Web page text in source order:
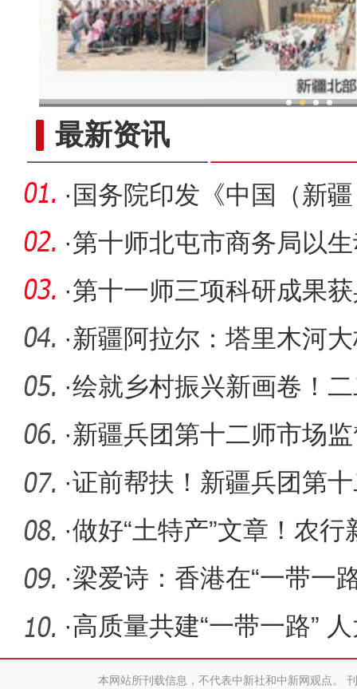
融活水助乡村产业振兴路越走越
最新资讯
· 国务院印发《中国（新
总体方案
·第十师北屯市商务局以
济社会高
·第十一师三项科研成果
·新疆阿拉尔：塔里木河
为国道 项
·绘就乡村振兴新画卷！
文旅产业
·新疆兵团第十二师市场
务质效 优
·证前帮扶！新疆兵团第
项服务很
·做好“土特产”文章！农
量激
·梁爱诗：香港在“一带一
方面
·高质量共建“一带一路”
中国—
本网站所刊载信息，不代表中新社和中新网观点。